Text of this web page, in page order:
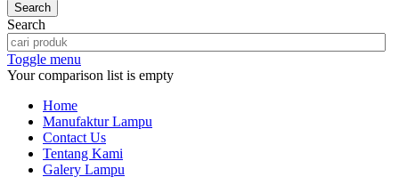
Search
Search
Toggle menu
Your comparison list is empty
Home
Manufaktur Lampu
Contact Us
Tentang Kami
Galery Lampu